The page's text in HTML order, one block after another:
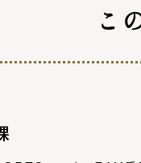
防災
こ